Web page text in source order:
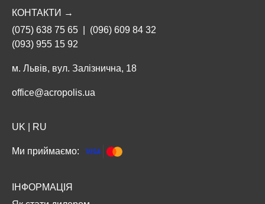
КОНТАКТИ →
(075) 638 75 65
(096) 609 84 32
(093) 955 15 92
м. Львів, вул. Залізнична, 18
office@acropolis.ua
UK RU
Ми приймаємо:
ІНФОРМАЦІЯ